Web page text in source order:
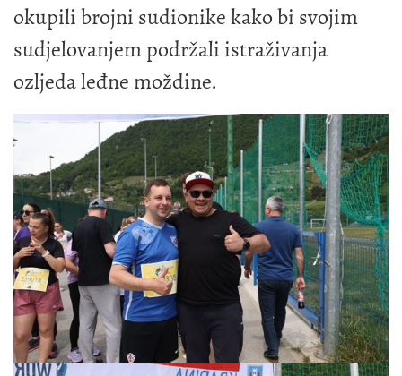
okupili brojni sudionike kako bi svojim
sudjelovanjem podržali istraživanja
ozljeda leđne moždine.